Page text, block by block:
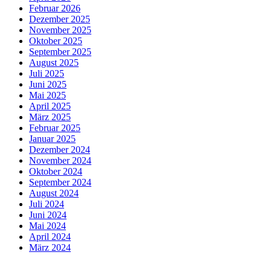
Februar 2026
Dezember 2025
November 2025
Oktober 2025
September 2025
August 2025
Juli 2025
Juni 2025
Mai 2025
April 2025
März 2025
Februar 2025
Januar 2025
Dezember 2024
November 2024
Oktober 2024
September 2024
August 2024
Juli 2024
Juni 2024
Mai 2024
April 2024
März 2024